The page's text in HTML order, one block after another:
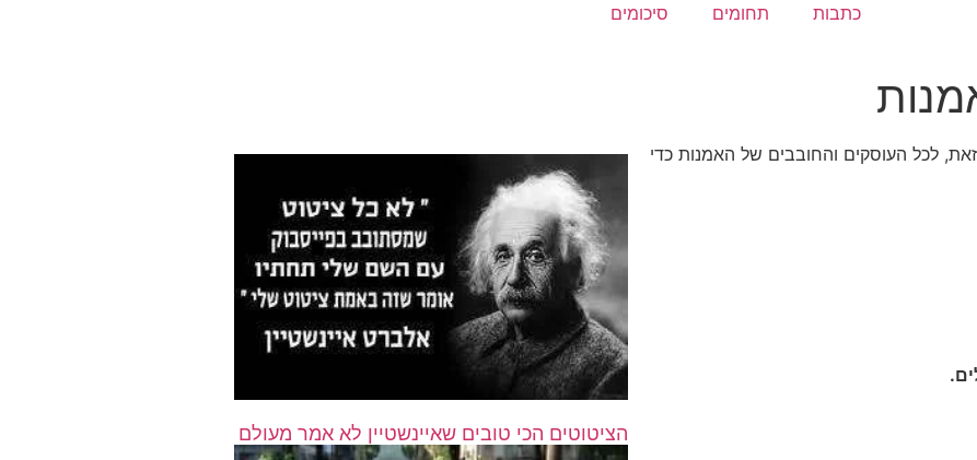
כתבות תחומים סיכומים
לכל העוסקים והחובבים של האמנות כדי
הציטוטים הכי טובים שאיינשטיין לא אמר מעולם